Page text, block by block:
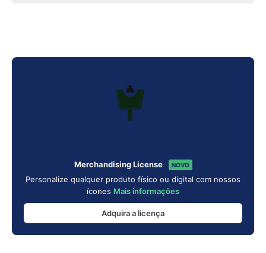
Merchandising License NOVO
Personalize qualquer produto físico ou digital com nossos
ícones Mais informações
Adquira a licença